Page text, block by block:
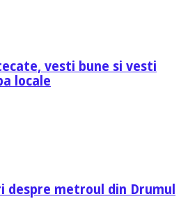
vesti bune si vesti
locale
despre metroul din Drumul